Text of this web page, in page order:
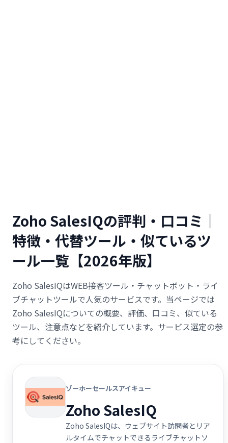
Zoho SalesIQの評判・口コミ｜
特徴・代替ツール・似ているツ
ール一覧【2026年版】
Zoho SalesIQはWEB接客ツール・チャットボット・ライ
ブチャットツールで人気のサービスです。当ページでは
Zoho SalesIQについての概要、評価、口コミ、似ている
ツール、注意点などを紹介しています。サービス選定の参
考にしてください。
ゾーホーセールスアイキュー
Zoho SalesIQ
Zoho SalesIQは、ウェブサイト訪問者とリア
ルタイムでチャットできるライブチャットソ